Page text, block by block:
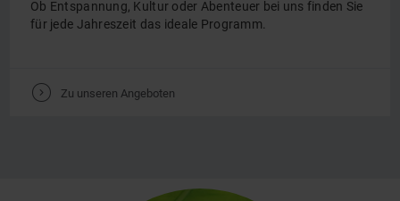
Ob Entspannung, Kultur oder Abenteuer bei uns finden Sie
für jede Jahreszeit das ideale Programm.
V Zu unseren Angeboten